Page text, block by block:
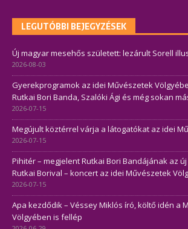
LEGUTÓBBI BEJEGYZÉSEK
Új magyar mesehős született: lezárult Sorell
2026-08-03
Gyerekprogramok az idei Művészetek
Rutkai Bori Banda, Szalóki Ági és még sokan
2026-07-15
Megújult köztérrel várja a látogatókat az idei
2026-07-15
Pihitér – megjelent Rutkai Bori Bandájának az
Rutkai Borival – koncert az idei Művészetek
2026-07-15
Apa kezdődik – Véssey Miklós író, költő idén a
Völgyében is fellép